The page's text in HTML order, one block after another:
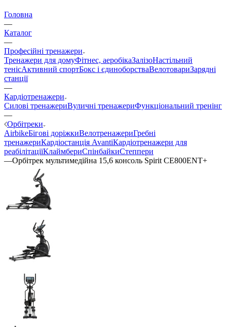
Головна
—
Каталог
—
Професійні тренажери
Тренажери для домуФітнес, аеробікаЗалізоНастільний
тенісАктивний спортБокс і єдиноборстваВелотовариЗарядні
станції
—
Кардіотренажери
Силові тренажериВуличні тренажериФункціональний тренінг
—
Орбітреки
AirbikeБігові доріжкиВелотренажериГребні
тренажериКардіостанція AvantiКардіотренажери для
реабілітаціїКлаймбериСпінбайкиСтеппери
—Орбітрек мультимедійна 15,6 консоль Spirit CE800ENT+